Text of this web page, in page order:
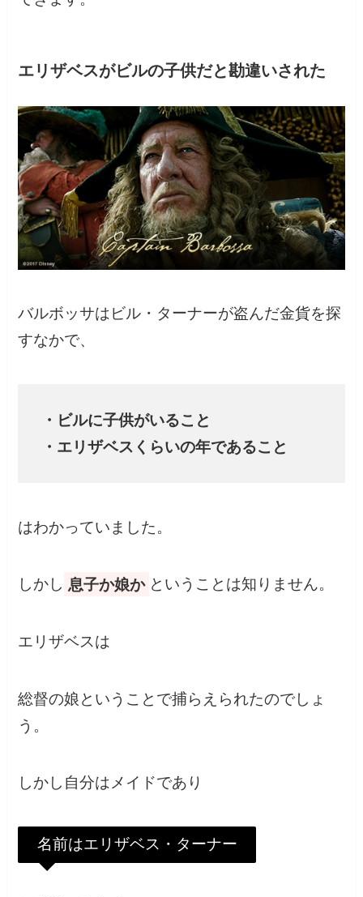
エリザベスがビルの子供だと勘違いされた
バルボッサはビル・ターナーが盗んだ金貨を探
すなかで、
・ビルに子供がいること
・エリザベスくらいの年であること
はわかっていました。
しかし 息子か娘か ということは知りません。
エリザベスは
総督の娘ということで捕らえられたのでしょ
う。
しかし自分はメイドであり
名前はエリザベス・ターナー